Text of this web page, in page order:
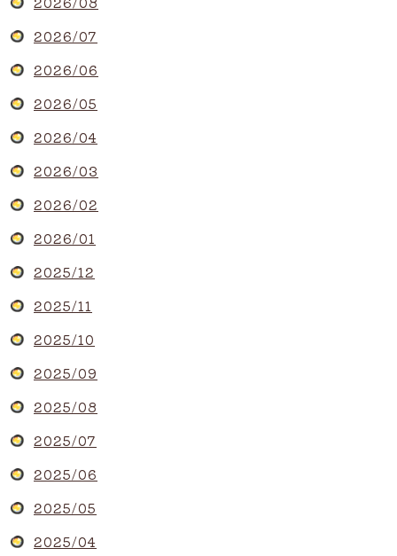
2026/07
2026/06
2026/05
2026/04
2026/03
2026/02
2026/01
2025/12
2025/11
2025/10
2025/09
2025/08
2025/07
2025/06
2025/05
2025/04